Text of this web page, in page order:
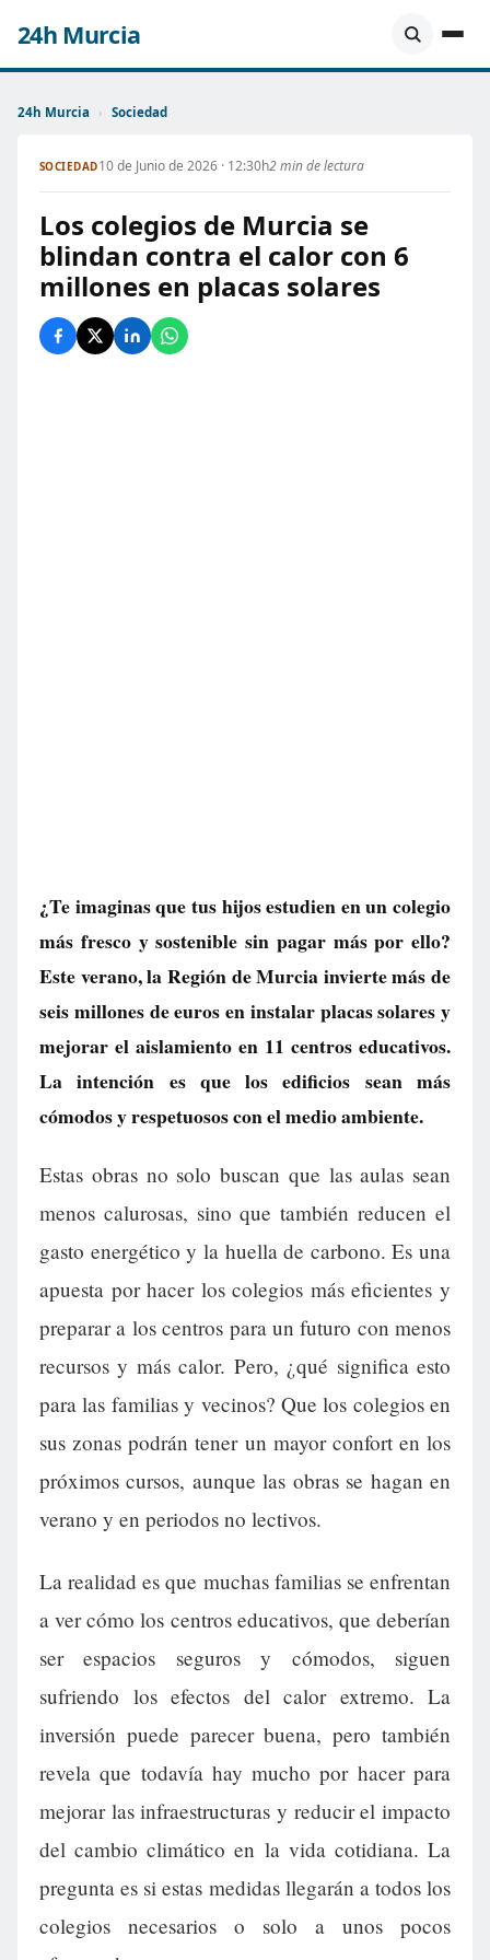
24h Murcia
24h Murcia › Sociedad
SOCIEDAD10 de Junio de 2026 · 12:30h2 min de lectura
Los colegios de Murcia se
blindan contra el calor con 6
millones en placas solares
¿Te imaginas que tus hijos estudien en un colegio
más fresco y sostenible sin pagar más por ello?
Este verano, la Región de Murcia invierte más de
seis millones de euros en instalar placas solares y
mejorar el aislamiento en 11 centros educativos.
La intención es que los edificios sean más
cómodos y respetuosos con el medio ambiente.
Estas obras no solo buscan que las aulas sean
menos calurosas, sino que también reducen el
gasto energético y la huella de carbono. Es una
apuesta por hacer los colegios más eficientes y
preparar a los centros para un futuro con menos
recursos y más calor. Pero, ¿qué significa esto
para las familias y vecinos? Que los colegios en
sus zonas podrán tener un mayor confort en los
próximos cursos, aunque las obras se hagan en
verano y en periodos no lectivos.
La realidad es que muchas familias se enfrentan
a ver cómo los centros educativos, que deberían
ser espacios seguros y cómodos, siguen
sufriendo los efectos del calor extremo. La
inversión puede parecer buena, pero también
revela que todavía hay mucho por hacer para
mejorar las infraestructuras y reducir el impacto
del cambio climático en la vida cotidiana. La
pregunta es si estas medidas llegarán a todos los
colegios necesarios o solo a unos pocos